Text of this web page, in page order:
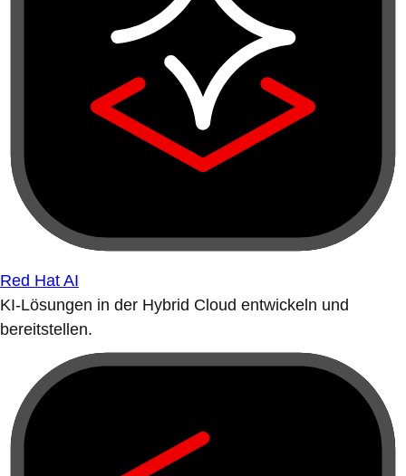
Red Hat AI
KI-Lösungen in der Hybrid Cloud entwickeln und
bereitstellen.